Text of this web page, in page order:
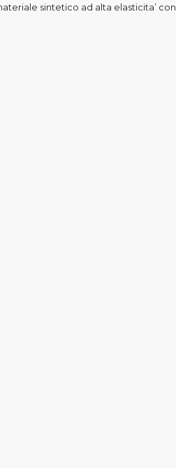
sintetico ad alta elasticita’ con